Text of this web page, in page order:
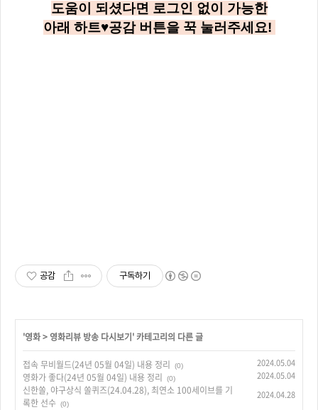
도움이 되셨다면 로그인 없이 가능한
아래 하트♥공감 버튼을 꾹 눌러주세요!
공감 구독하기
'영화> 영화리뷰 방송 다시보기' 카테고리의 다른 글
접속 무비월드(24년 05월 04일) 내용 정리 (0) 2024.05.04
영화가 좋다(24년 05월 04일) 내용 정리 (0) 2024.05.04
신한쏠, 야구상식 쏠퀴즈(24.04.28), 최연소 100세이브를 기
록한 선수 (0)
2024.04.28